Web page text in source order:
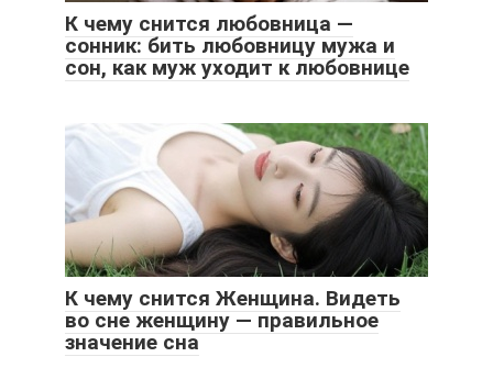
К чему снится любовница —
сонник: бить любовницу мужа и
сон, как муж уходит к любовнице
К чему снится Женщина. Видеть
во сне женщину — правильное
значение сна